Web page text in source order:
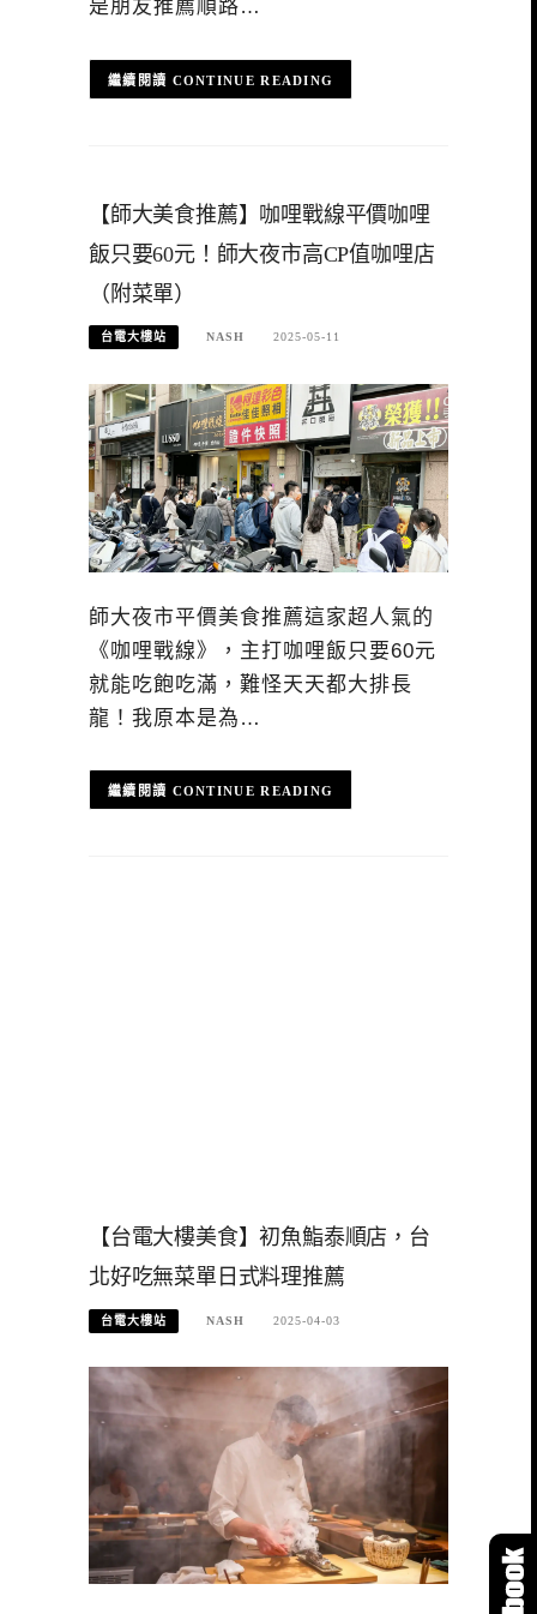
是朋友推薦順路…
CONTINUE READING
【師大美食推薦】咖哩戰線平價咖哩
飯只要60元！師大夜市高CP值咖哩店
（附菜單）
台電大樓站 NASH 2025-05-11
師大夜市平價美食推薦這家超人氣的
《咖哩戰線》，主打咖哩飯只要60元
就能吃飽吃滿，難怪天天都大排長
龍！我原本是為…
CONTINUE READING
【台電大樓美食】初魚鮨泰順店，台
北好吃無菜單日式料理推薦
台電大樓站 NASH 2025-04-03